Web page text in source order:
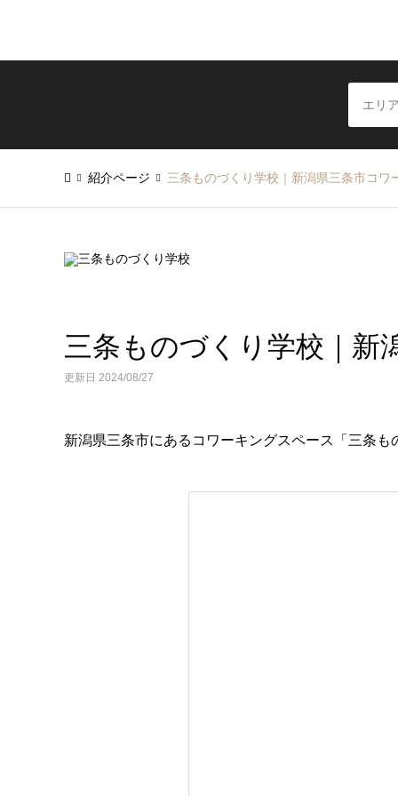
紹介ページ 三条ものづくり学校｜新潟県三条市コワ
三条ものづくり学校｜新
更新日 2024/08/27
新潟県三条市にあるコワーキングスペース「三条